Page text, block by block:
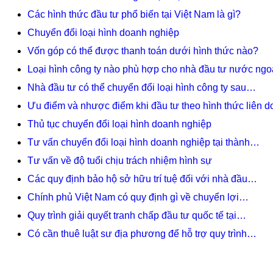
Các hình thức đầu tư phổ biến tại Việt Nam là gì?
Chuyển đổi loại hình doanh nghiệp
Vốn góp có thể được thanh toán dưới hình thức nào?
Loại hình công ty nào phù hợp cho nhà đầu tư nước
Nhà đầu tư có thể chuyển đổi loại hình công ty sau…
Ưu điểm và nhược điểm khi đầu tư theo hình thức liên
Thủ tục chuyển đổi loại hình doanh nghiệp
Tư vấn chuyển đổi loại hình doanh nghiệp tại thành…
Tư vấn về độ tuổi chịu trách nhiệm hình sự
Các quy định bảo hộ sở hữu trí tuệ đối với nhà đầu…
Chính phủ Việt Nam có quy định gì về chuyển lợi…
Quy trình giải quyết tranh chấp đầu tư quốc tế tại…
Có cần thuê luật sư địa phương để hỗ trợ quy trình…